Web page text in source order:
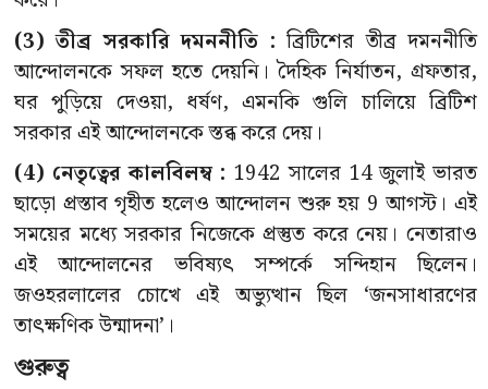
(3) তীব্র সরকারি দমননীতি : ব্রিটিশের তীব্র দমননীতি
আন্দোলনকে সফল হতে দেয়নি। দৈহিক নির্যাতন, গ্রফতার,
ঘর পুড়িয়ে দেওয়া, ধর্ষণ, এমনকি গুলি চালিয়ে ব্রিটিশ
সরকার এই আন্দোলনকে স্তব্ধ করে দেয়।
(4) নেতৃত্বের কালবিলম্ব : 1942 সালের 14 জুলাই ভারত
ছাড়ো প্রস্তাব গৃহীত হলেও আন্দোলন শুরু হয় 9 আগস্ট। এই
সময়ের মধ্যে সরকার নিজেকে প্রস্তুত করে নেয়। নেতারাও
এই আন্দোলনের ভবিষ্যৎ সম্পর্কে সন্দিহান ছিলেন।
জওহরলালের চোখে এই অভ্যুত্থান ছিল ‘জনসাধারণের
তাৎক্ষণিক উন্মাদনা’।
গুরুত্ব